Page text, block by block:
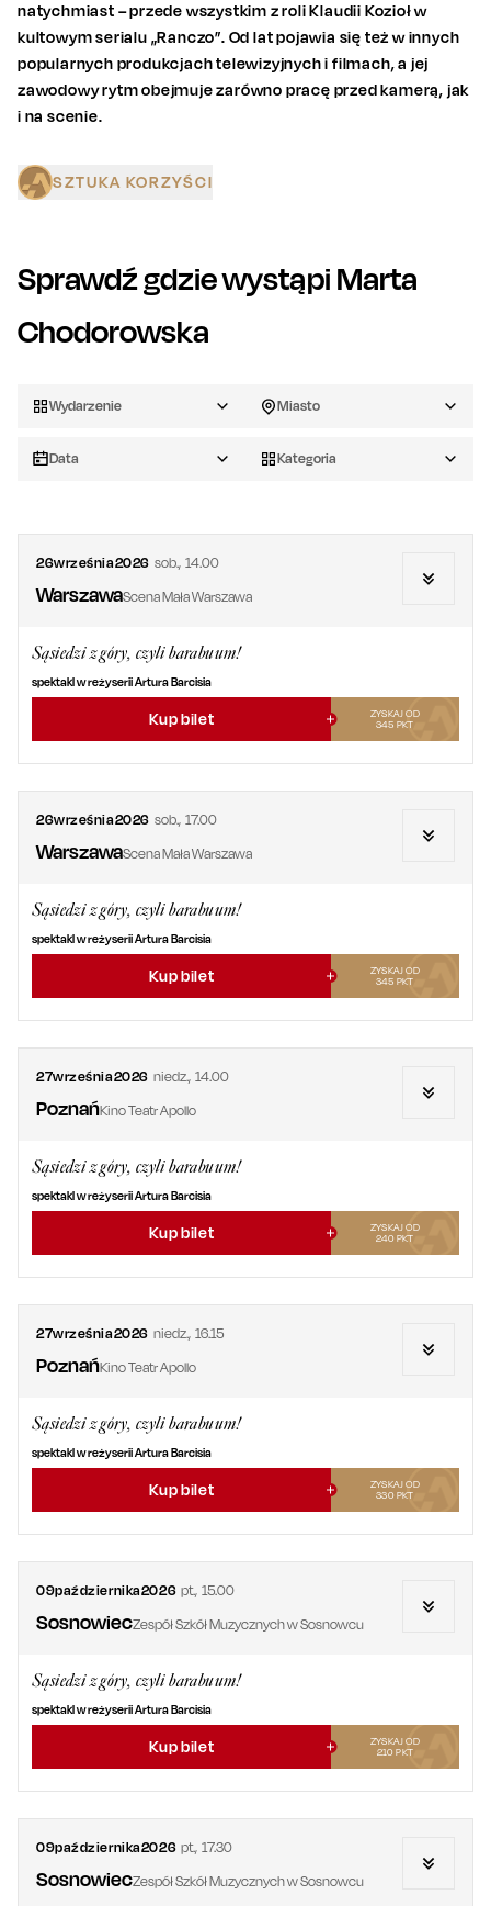
natychmiast – przede wszystkim z roli Klaudii Kozioł w
kultowym serialu „Ranczo”. Od lat pojawia się też w innych
popularnych produkcjach telewizyjnych i filmach, a jej
zawodowy rytm obejmuje zarówno pracę przed kamerą, jak
i na scenie.
SZTUKA KORZYŚCI
Sprawdź gdzie wystąpi Marta
Chodorowska
Wydarzenie Miasto
Data Kategoria
26września2026 sob., 14.00
WarszawaScena Mała Warszawa
Sąsiedzi z góry, czyli barabuum!
spektakl w reżyserii Artura Barcisia
Kup bilet
ZYSKAJ OD
345 PKT
26września2026 sob., 17.00
WarszawaScena Mała Warszawa
Sąsiedzi z góry, czyli barabuum!
spektakl w reżyserii Artura Barcisia
Kup bilet
ZYSKAJ OD
345 PKT
27września2026 niedz., 14.00
PoznańKino Teatr Apollo
Sąsiedzi z góry, czyli barabuum!
spektakl w reżyserii Artura Barcisia
Kup bilet
ZYSKAJ OD
240 PKT
27września2026 niedz., 16.15
PoznańKino Teatr Apollo
Sąsiedzi z góry, czyli barabuum!
spektakl w reżyserii Artura Barcisia
Kup bilet
ZYSKAJ OD
330 PKT
09października2026 pt.,15.00
SosnowiecZespół Szkół Muzycznych w Sosnowcu
Sąsiedzi z góry, czyli barabuum!
spektakl w reżyserii Artura Barcisia
Kup bilet
ZYSKAJ OD
210 PKT
09października2026 pt.,17.30
SosnowiecZespół Szkół Muzycznych w Sosnowcu